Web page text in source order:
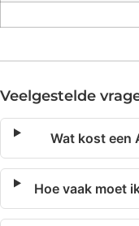
Veelgestelde
Wat kost een
Hoe vaak moet